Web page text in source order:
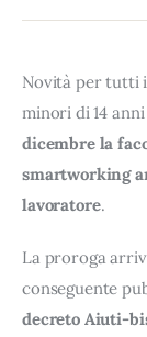
Novità per tutti
minori di 14
dicembre la
smartworking
lavoratore.
La proroga
conseguente
decreto Aiuti-